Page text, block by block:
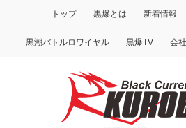
トップ 黒爆とは 新着情報
黒潮バトルロワイヤル 黒爆TV 会